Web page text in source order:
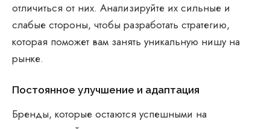
отличиться от них. Анализируйте их сильные и
слабые стороны, чтобы разработать стратегию,
которая поможет вам занять уникальную нишу на
рынке.
Постоянное улучшение и адаптация
Бренды, которые остаются успешными на